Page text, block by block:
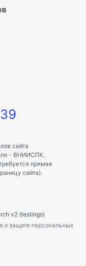
сайта
- ВНИИСПК.
прямая
сайта).
v2 (testings)
о защите персональных